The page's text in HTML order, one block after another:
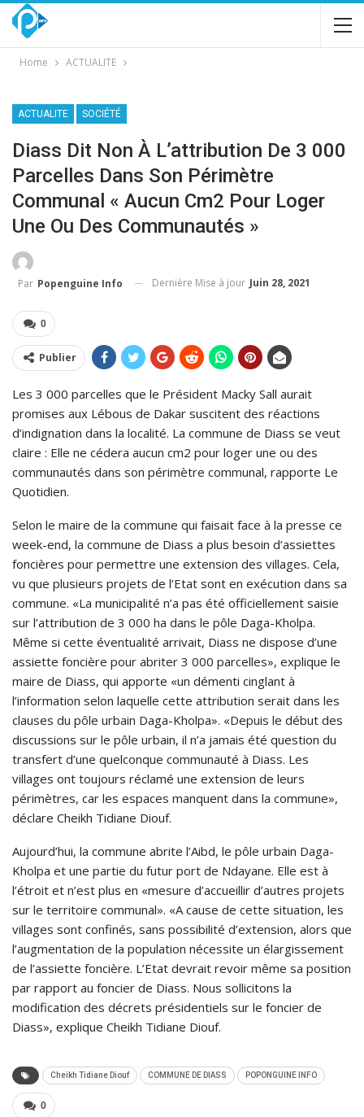
Home ACTUALITE
ACTUALITE SOCIÉTÉ
Diass Dit Non À L’attribution De 3 000
Parcelles Dans Son Périmètre
Communal « Aucun Cm2 Pour Loger
Une Ou Des Communautés »
Par Popenguine Info Dernière Mise à jour Juin 28, 2021
0
Publier
Les 3 000 parcelles que le Président Macky Sall aurait
promises aux Lébous de Dakar suscitent des réactions
d’indignation dans la localité. La commune de Diass se veut
claire : Elle ne cédera aucun cm2 pour loger une ou des
communautés dans son périmètre communal, rapporte Le
Quotidien.
Selon le maire de la commune qui faisait face à la presse ce
week-end, la commune de Diass a plus besoin d’assiettes
foncières pour permettre une extension des villages. Cela,
vu que plusieurs projets de l’Etat sont en exécution dans sa
commune. «La municipalité n’a pas été officiellement saisie
sur l’attribution de 3 000 ha dans le pôle Daga-Kholpa.
Même si cette éventualité arrivait, Diass ne dispose d’une
assiette foncière pour abriter 3 000 parcelles», explique le
maire de Diass, qui apporte «un démenti cinglant à
l’information selon laquelle cette attribution serait dans les
clauses du pôle urbain Daga-Kholpa». «Depuis le début des
discussions sur le pôle urbain, il n’a jamais été question du
transfert d’une quelconque communauté à Diass. Les
villages ont toujours réclamé une extension de leurs
périmètres, car les espaces manquent dans la commune»,
déclare Cheikh Tidiane Diouf.
Aujourd’hui, la commune abrite l’Aibd, le pôle urbain Daga-
Kholpa et une partie du futur port de Ndayane. Elle est à
l’étroit et n’est plus en «mesure d’accueillir d’autres projets
sur le territoire communal». «A cause de cette situation, les
villages sont confinés, sans possibilité d’extension, alors que
l’augmentation de la population nécessite un élargissement
de l’assiette foncière. L’Etat devrait revoir même sa position
par rapport au foncier de Diass. Nous sollicitons la
modification des décrets présidentiels sur le foncier de
Diass», explique Cheikh Tidiane Diouf.
Cheikh Tidiane Diouf COMMUNE DE DIASS POPONGUINE INFO
0